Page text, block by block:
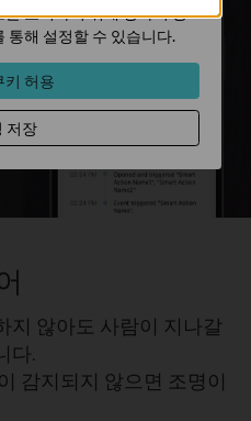
지 않아도 사람이 지나갈
다.
감지되지 않으면 조명이
표시하기 위해 당사의 광
통해 설정할 수 있습니다.
키 허용
저장